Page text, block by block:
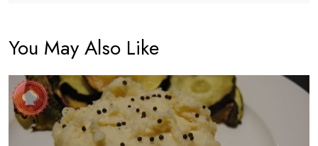
You May Also Like